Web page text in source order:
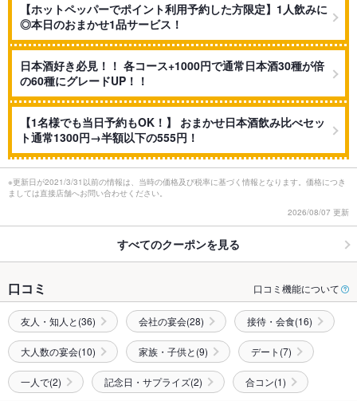
【ホットペッパーでポイント利用予約した方限定】1人飲みに
◎本日のおまかせ1品サービス！
日本酒好き必見！！ 各コース+1000円で通常日本酒30種が倍
の60種にグレードUP！！
【1名様でも当日予約もOK！】 おまかせ日本酒飲み比べセッ
ト通常1300円→半額以下の555円！
※更新日が2021/3/31以前の情報は、当時の価格及び税率に基づく情報となります。価格につき
ましては直接店舗へお問い合わせください。
2026/08/07 更新
すべてのクーポンを見る
口コミ 口コミ機能について
友人・知人と(36) 会社の宴会(28) 接待・会食(16)
大人数の宴会(10) 家族・子供と(9) デート(7)
一人で(2) 記念日・サプライズ(2) 合コン(1)